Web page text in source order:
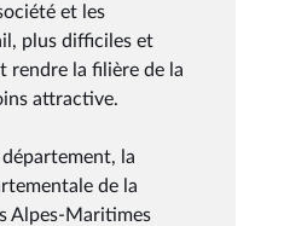
et les
plus difficiles et
rendre la filière de la
attractive.
la
de la
Alpes-Maritimes